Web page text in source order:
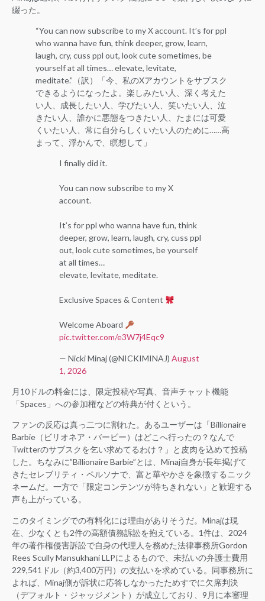
綴った。
“You can now subscribe to my X account. It’s for ppl
who wanna have fun, think deeper, grow, learn,
laugh, cry, cuss ppl out, look cute sometimes, be
yourself at all times… elevate, levitate,
meditate.”（訳）「今、私のXアカウントをサブスク
できるようになったよ。楽しみたい人、深く考えた
い人、成長したい人、学びたい人、笑いたい人、泣
きたい人、誰かに悪態をつきたい人、たまには可愛
くいたい人、常に自分らしくいたい人のために……高
まって、浮かんで、瞑想して」
I finally did it.
You can now subscribe to my X
account.
It’s for ppl who wanna have fun, think
deeper, grow, learn, laugh, cry, cuss ppl
out, look cute sometimes, be yourself
at all times…
elevate, levitate, meditate.
Exclusive Spaces & Content
Welcome Aboard
pic.twitter.com/e3W7j4Eqc9
— Nicki Minaj (@NICKIMINAJ) August
1, 2026
月10ドルの料金には、限定投稿や写真、音声チャット機能
「Spaces」への参加権などの特典が付くという。
ファンの反応は真っ二つに割れた。あるユーザーは「Billionaire
Barbie（ビリオネア・バービー）はどこへ行ったの？なんで
Twitterのサブスクを乞い求めてるわけ？」と皮肉を込めて投稿
した。ちなみに”Billionaire Barbie”とは、Minaj自身が長年掲げて
きたセレブリティ・ペルソナで、富と華やかさを象徴するニック
ネームだ。一方で「限定コンテンツが待ちきれない」と歓迎する
声も上がっている。
このタイミングでの有料化には理由がありそうだ。Minajは現
在、少なくとも2件の高額債務訴訟を抱えている。1件は、2024
年の著作権侵害訴訟で自身の代理人を務めた法律事務所Gordon
Rees Scully Mansukhani LLPによるもので、未払いの弁護士費用
229,541ドル（約3,400万円）の支払いを求めている。同事務所に
よれば、Minaj側が訴状に応答しなかったためすでに欠席判決
（デフォルト・ジャッジメント）が成立しており、9月に本審理